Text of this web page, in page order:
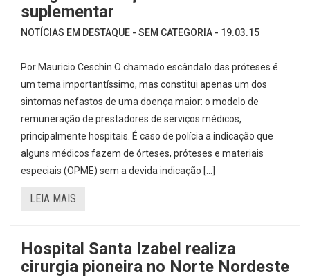
suplementar
NOTÍCIAS EM DESTAQUE - SEM CATEGORIA - 19.03.15
Por Mauricio Ceschin O chamado escândalo das próteses é
um tema importantíssimo, mas constitui apenas um dos
sintomas nefastos de uma doença maior: o modelo de
remuneração de prestadores de serviços médicos,
principalmente hospitais. É caso de polícia a indicação que
alguns médicos fazem de órteses, próteses e materiais
especiais (OPME) sem a devida indicação […]
LEIA MAIS
Hospital Santa Izabel realiza
cirurgia pioneira no Norte Nordeste